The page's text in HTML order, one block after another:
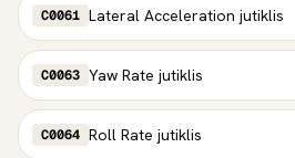
C0061 Lateral Acceleration jutiklis
C0063 Yaw Rate jutiklis
C0064 Roll Rate jutiklis